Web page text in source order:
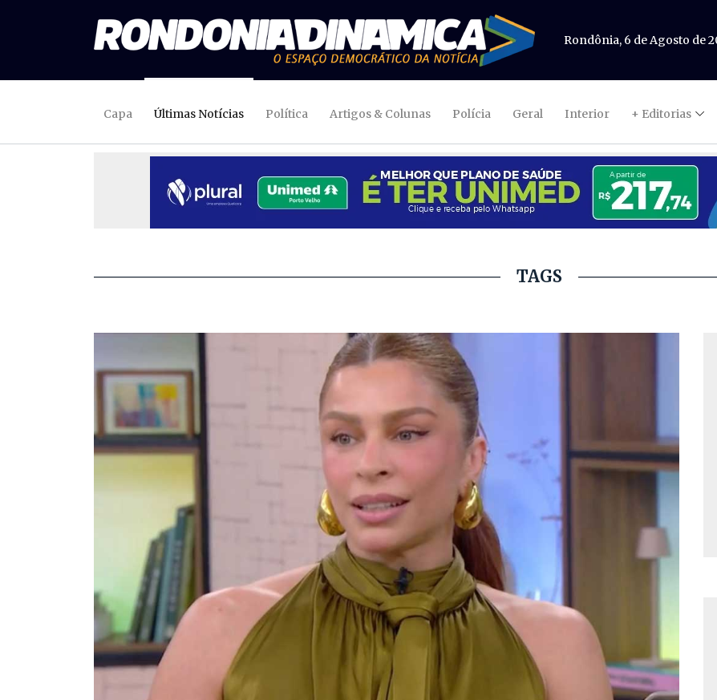
Rondônia, 6 de Agosto de
Capa Últimas Notícias Política Artigos & Colunas Polícia Geral Interior + Editorias
TAGS